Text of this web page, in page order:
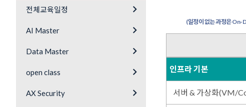
전체교육일정 keyboard_arrow_right
AI Master keyboard_arrow_right
Data Master keyboard_arrow_right
open class keyboard_arrow_right
AX Security keyboard_arrow_right
(일정이 없는 과정은
인프라 기본
서버 & 가상화(VM/